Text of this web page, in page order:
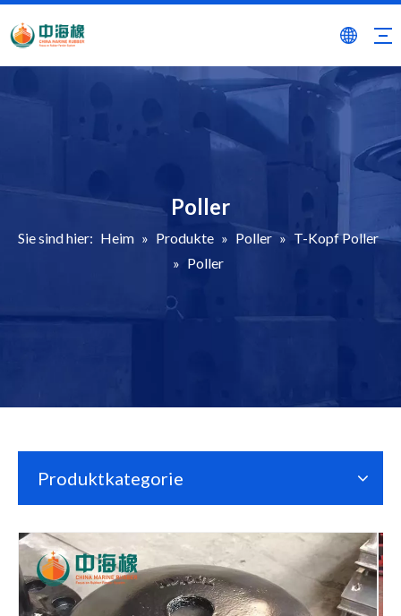
Poller
Sie sind hier: Heim » Produkte » Poller » T-Kopf Poller
» Poller
Produktkategorie